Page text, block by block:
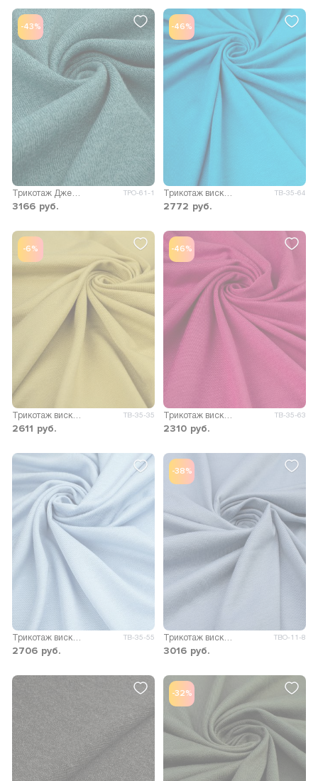
-43%
ТРО-61-1
3166 руб.
-46%
ТВ-35-64
2772 руб.
-6%
ТВ-35-35
2611 руб.
-46%
ТВ-35-63
2310 руб.
ТВ-35-55
2706 руб.
-38%
ТВО-11-8
3016 руб.
-32%